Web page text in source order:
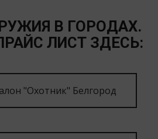
В ГОРОДАХ.
ЛИСТ ЗДЕСЬ:
"Охотник" Белгород